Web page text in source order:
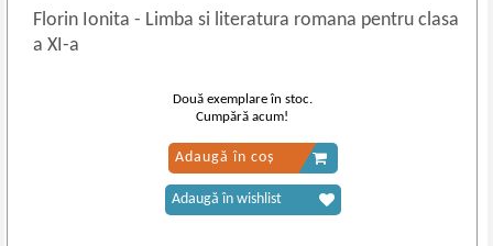
Florin Ionita- Limba si literatura romana pentru clasa
a XI-a
Două exemplare în stoc.
Cumpără acum!
Adaugă în coș
Adaugă în wishlist